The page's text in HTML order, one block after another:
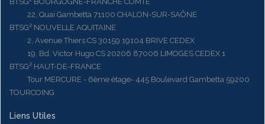
22, Quai Gambetta 71100 CHALON-SUR-SAÔNE
BTSG² NOUVELLE AQUITAINE
2, Avenue Thiers CS 30159 19104 BRIVE CEDEX
19, Bd. Victor Hugo CS 20206 87006 LIMOGES CEDEX 1
BTSG² HAUT-DE-FRANCE
Tour MERCURE - 6ème étage- 445 Boulevard Gambetta 59200
TOURCOING
Liens Utiles